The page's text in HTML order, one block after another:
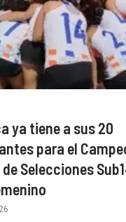
ya tiene a sus 20
para el
Selecciones